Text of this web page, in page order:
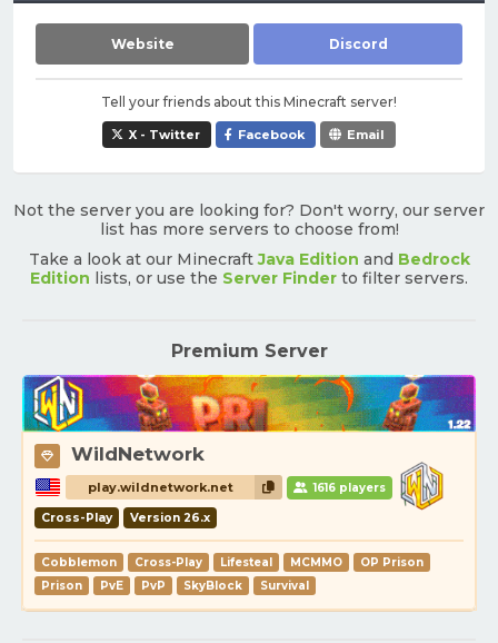
Website Discord
Tell your friends about this Minecraft server!
X - Twitter Facebook Email
Not the server you are looking for? Don't worry, our server
list has more servers to choose from!
Take a look at our MinecraftJava Edition and Bedrock
Edition lists, or use the Server Finder to filter servers.
Premium Server
WildNetwork
play.wildnetwork.net 1616 players
Cross-Play Version 26.x
Cobblemon Cross-Play Lifesteal MCMMO
OP Prison
Prison
PvE PvP SkyBlock Survival